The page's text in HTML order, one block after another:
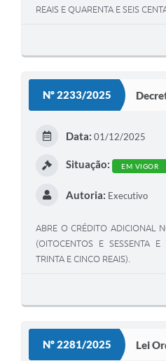
REAIS E QUARENTA E SEIS
Nº 2233/2025
Data: 01/12/2025
Situação: EM VIGOR
Autoria: Executivo
ABRE O CRÉDITO ADICIONAL
(OITOCENTOS E SESSENTA
TRINTA E CINCO REAIS).
Nº 2281/2025 Lei